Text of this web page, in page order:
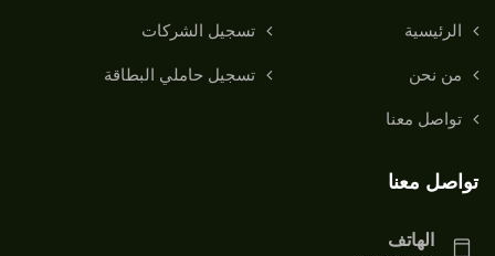
الرئيسية
من نحن
تواصل معنا
تسجيل الشركات
تسجيل حاملي البطاقة
تواصل معنا
الهاتف